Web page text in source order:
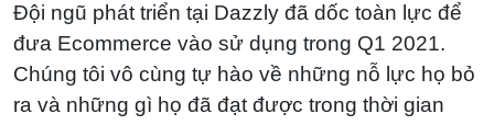
Đội ngũ phát triển tại Dazzly đã dốc toàn lực để
đưa Ecommerce vào sử dụng trong Q1 2021.
Chúng tôi vô cùng tự hào về những nỗ lực họ bỏ
ra và những gì họ đã đạt được trong thời gian